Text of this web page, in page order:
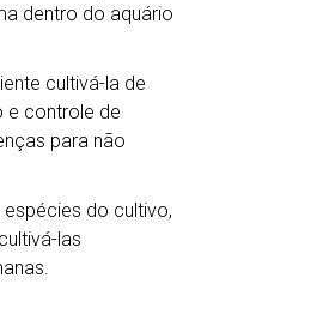
dentro do aquário
cultivá-la de
e controle de
para não
do cultivo,
las